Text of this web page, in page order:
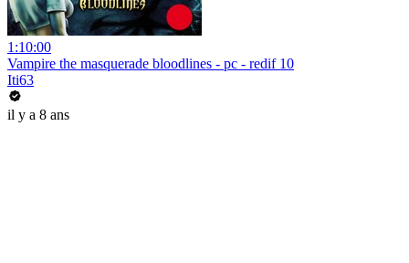
1:10:00
Vampire the masquerade bloodlines - pc - redif 10
Iti63
il y a 8 ans